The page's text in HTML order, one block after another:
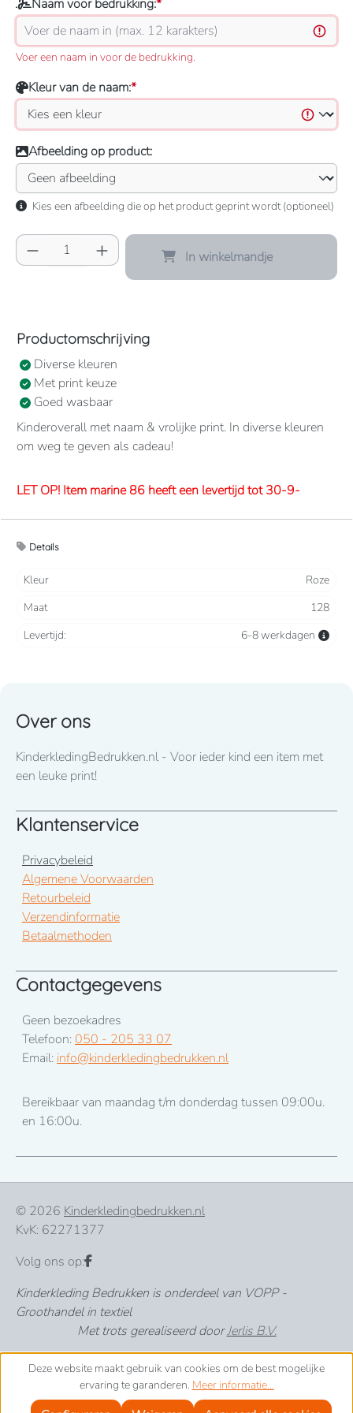
Naam voor bedrukking:*
Voer een naam in voor de bedrukking.
Kleur van de naam:*
Afbeelding op product:
Kies een afbeelding die op het product geprint wordt (optioneel)
Producthoeveelheid: Voer de gewenste
In winkelmandje
Productomschrijving
Diverse kleuren
Met print keuze
Goed wasbaar
Kinderoverall met naam & vrolijke print. In diverse kleuren
om weg te geven als cadeau!
LET OP! Item marine 86 heeft een levertijd tot 30-9-
Overalls 65% polyester, 35% katoen. 260 grams/m2.
Verdekte 2-weg ritssluiting en elastiek in rug/taille.
en duimstokzak.
ons op te nemen! 050-2053307
LET OP! Item fuchsia 86 heeft een lange levertijd tot eind
januari 2026
Details
Kleur
Roze
Maat
128
Levertijd:
6-8 werkdagen
Over ons
KinderkledingBedrukken.nl - Voor ieder kind een item met
een leuke print!
Klantenservice
Privacybeleid
Algemene Voorwaarden
Retourbeleid
Verzendinformatie
Betaalmethoden
Contactgegevens
Geen bezoekadres
Telefoon: 050 - 205 33 07
Email: info@kinderkledingbedrukken.nl
Bereikbaar van maandag t/m donderdag tussen 09:00u.
en 16:00u.
© 2026 Kinderkledingbedrukken.nl
KvK: 62271377
Volg ons op:
Kinderkleding Bedrukken is onderdeel van VOPP -
Groothandel in textiel
Met trots gerealiseerd doorJerlis B.V.
Deze website maakt gebruik van cookies om de best mogelijke
ervaring te garanderen. Meer informatie...